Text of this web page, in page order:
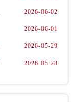
2026-06-02
2026-06-01
2026-05-29
2026-05-28